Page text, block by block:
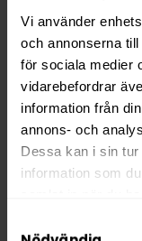
Vi använder
och annonserna
för sociala medier
vidarebefordrar
information från
annons- och
Dessa kan i sin
information som
We work with
Format
Styrka
Nikotin per gram
Nikotin per portion
Nikotin per dosa